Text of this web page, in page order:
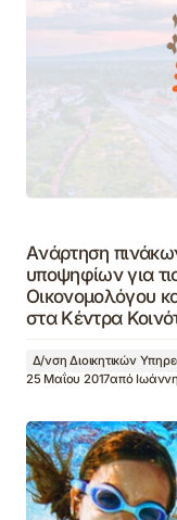
Aνάρτηση
υποψηφίων για
Οικονομολόγου
στα Κέντρα
Δ/νση Διοικητικών
25 Μαΐου 2017από